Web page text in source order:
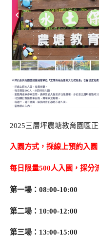
2025三層坪農塘教育園區
入園方式，採線上預約入
每日限量500人入園，採分
第一場：08:00-10:00
第二場：10:00-12:00
第三場：13:00-15:00